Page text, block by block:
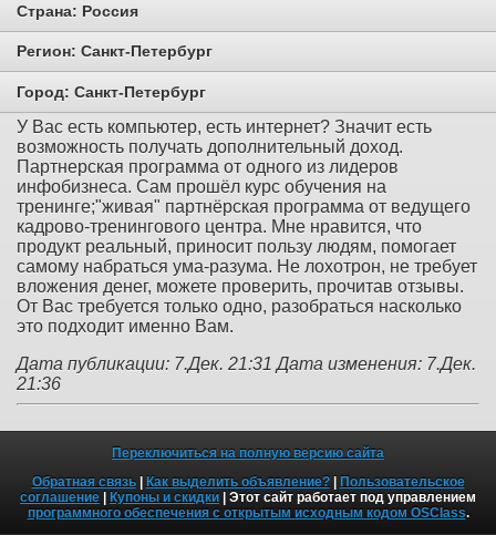
Страна: Россия
Регион: Санкт-Петербург
Город: Санкт-Петербург
У Вас есть компьютер, есть интернет? Значит есть
возможность получать дополнительный доход.
Партнерская программа от одного из лидеров
инфобизнеса. Сам прошёл курс обучения на
тренинге;"живая" партнёрская программа от ведущего
кадрово-тренингового центра. Мне нравится, что
продукт реальный, приносит пользу людям, помогает
самому набраться ума-разума. Не лохотрон, не требует
вложения денег, можете проверить, прочитав отзывы.
От Вас требуется только одно, разобраться насколько
это подходит именно Вам.
Дата публикации: 7.Дек. 21:31 Дата изменения: 7.Дек.
21:36
Переключиться на полную версию сайта
Обратная связь| Как выделить объявление?| Пользовательское
соглашение | Купоны и скидки | Этот сайт работает под управлением
программного обеспечения с открытым исходным кодом OSClass.